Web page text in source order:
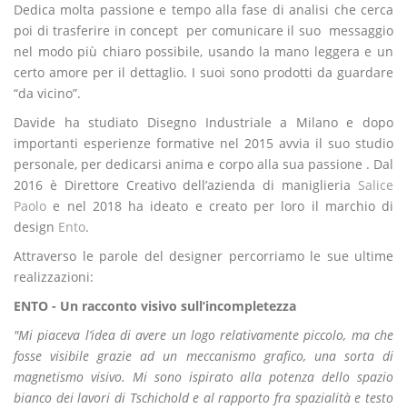
Dedica molta passione e tempo alla fase di analisi che cerca
poi di trasferire in concept per comunicare il suo messaggio
nel modo più chiaro possibile, usando la mano leggera e un
certo amore per il dettaglio. I suoi sono prodotti da guardare
“da vicino”.
Davide ha studiato Disegno Industriale a Milano e dopo
importanti esperienze formative nel 2015 avvia il suo studio
personale, per dedicarsi anima e corpo alla sua passione . Dal
2016 è Direttore Creativo dell’azienda di maniglieria Salice
Paolo e nel 2018 ha ideato e creato per loro il marchio di
design Ento.
Attraverso le parole del designer percorriamo le sue ultime
realizzazioni:
ENTO - Un racconto visivo sull’incompletezza
"Mi piaceva l’idea di avere un logo relativamente piccolo, ma che
fosse visibile grazie ad un meccanismo grafico, una sorta di
magnetismo visivo. Mi sono ispirato alla potenza dello spazio
bianco dei lavori di Tschichold e al rapporto fra spazialità e testo